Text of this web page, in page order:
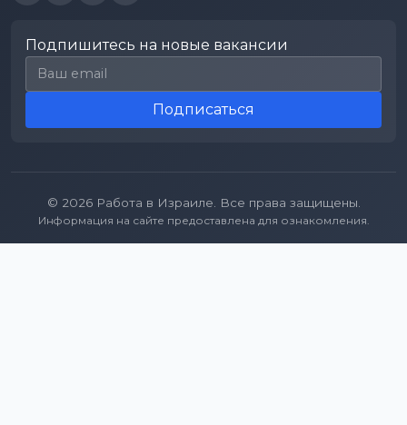
Подпишитесь на новые вакансии
Email для подписки
Подписаться
© 2026 Работа в Израиле. Все права защищены.
Информация на сайте предоставлена для ознакомления.